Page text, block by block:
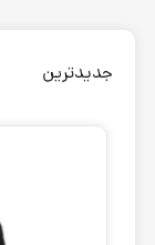
جدیدترین